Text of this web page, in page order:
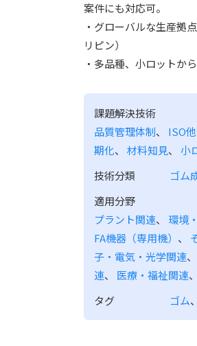
案件にも対応可。
・グローバルな生産拠
リピン）
・多品種、小ロットか
課題解決技術
品質管理体制、 ISO
期化、 材料知見、 小
技術分類
ゴム
適用分野
プラント関連、 環境
FA機器（専用機） 、
子・電気・光学関連、
連、 医療・福祉関連、
タグ
ゴム、